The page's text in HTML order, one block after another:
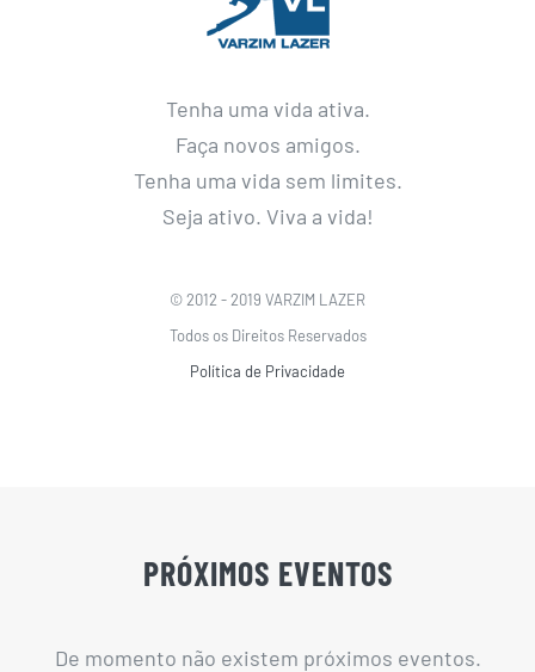
Tenha uma vida ativa.
Faça novos amigos.
Tenha uma vida sem limites.
Seja ativo. Viva a vida!
© 2012 - 2019 VARZIM LAZER
Todos os Direitos Reservados
Política de Privacidade
PRÓXIMOS EVENTOS
De momento não existem próximos eventos.